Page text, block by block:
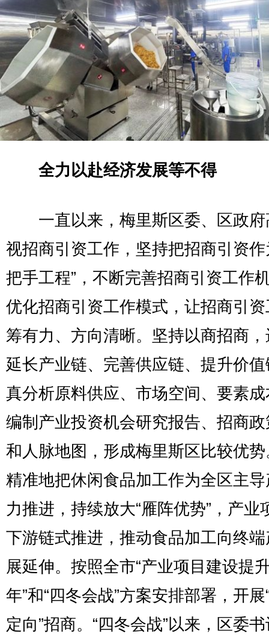
全力以赴经济发展等不得
一直以来，梅里斯区委、区政府
视招商引资工作，坚持把招商引资作
把手工程”，不断完善招商引资工作
优化招商引资工作模式，让招商引
筹有力、方向清晰。坚持以商招商
延长产业链、完善供应链、提升价
真分析原料供应、市场空间、要素
编制产业投资机会研究报告、招商
和人脉地图，形成梅里斯区比较优
精准地把休闲食品加工作为全区主
力推进，持续放大“雁阵优势”，产业
下游链式推进，推动食品加工向终
展延伸。按照全市“产业项目建设提
年”和“四冬会战”方案安排部署，开展
定向”招商。“四冬会战”以来，区委